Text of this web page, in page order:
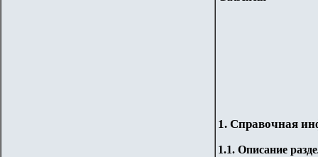
1. Справочная
1.1. Описание